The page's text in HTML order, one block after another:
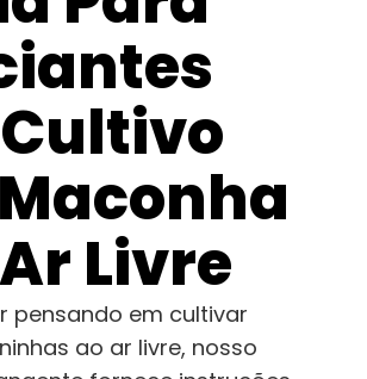
a genética caribenha
Livre
pensando em cultivar
ao ar livre, nosso